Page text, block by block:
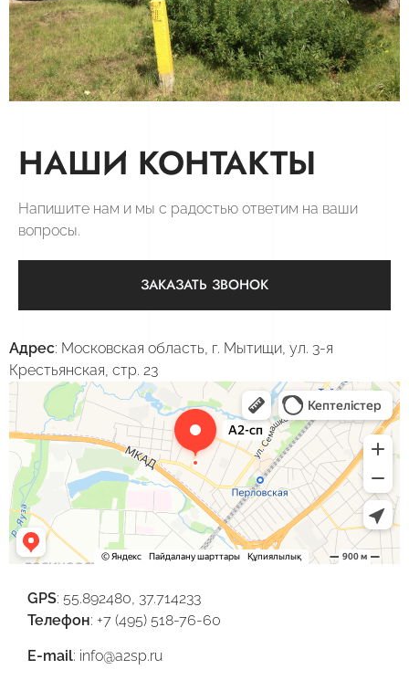
НАШИ КОНТАКТЫ
Напишите нам и мы с радостью ответим на ваши
вопросы.
ЗАКАЗАТЬ ЗВОНОК
Адрес: Московская область, г. Мытищи, ул. 3-я
Крестьянская, стр. 23
А2-СтройПроект
Проектная организация в Мытищах
Изыскательские работы в Мытищах
GPS: 55.892480, 37.714233
Телефон: +7 (495) 518-76-60
E-mail: info@a2sp.ru